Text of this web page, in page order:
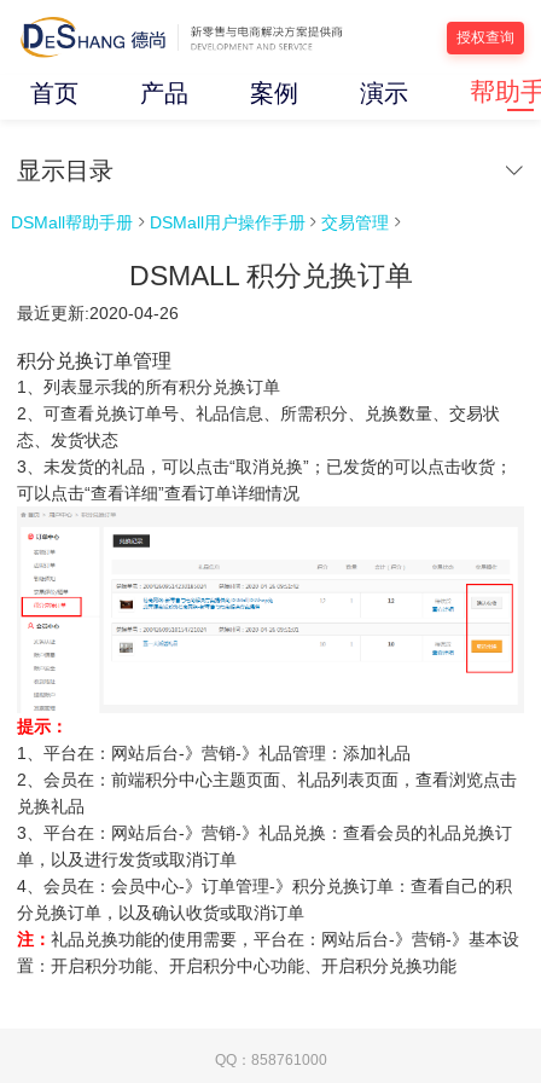
授权查询
首页 产品 案例 演示 帮助
显示目录
DSMall帮助手册  DSMall用户操作手册  交易管理 
DSMALL 积分兑换订单
最近更新:2020-04-26
积分兑换订单管理
1、列表显示我的所有积分兑换订单
2、可查看兑换订单号、礼品信息、所需积分、兑换数量、交易状
态、发货状态
3、未发货的礼品，可以点击“取消兑换”；已发货的可以点击收货；
可以点击“查看详细”查看订单详细情况
提示：
1、平台在：网站后台-》营销-》礼品管理：添加礼品
2、会员在：前端积分中心主题页面、礼品列表页面，查看浏览点击
兑换礼品
3、平台在：网站后台-》营销-》礼品兑换：查看会员的礼品兑换订
单，以及进行发货或取消订单
4、会员在：会员中心-》订单管理-》积分兑换订单：查看自己的积
分兑换订单，以及确认收货或取消订单
注：礼品兑换功能的使用需要，平台在：网站后台-》营销-》基本设
置：开启积分功能、开启积分中心功能、开启积分兑换功能
QQ：858761000